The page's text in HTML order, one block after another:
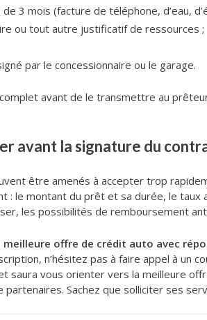
3 mois (facture de téléphone, d’eau,
ou tout autre justificatif de ressources ;
par le concessionnaire ou le garage.
avant de le transmettre au
avant la signature du
être amenés à accepter trop
le montant du prêt et sa durée, le taux
les possibilités de remboursement
meilleure offre de crédit auto avec
n’hésitez pas à faire appel à un
saura vous orienter vers la meilleure
Sachez que solliciter ses